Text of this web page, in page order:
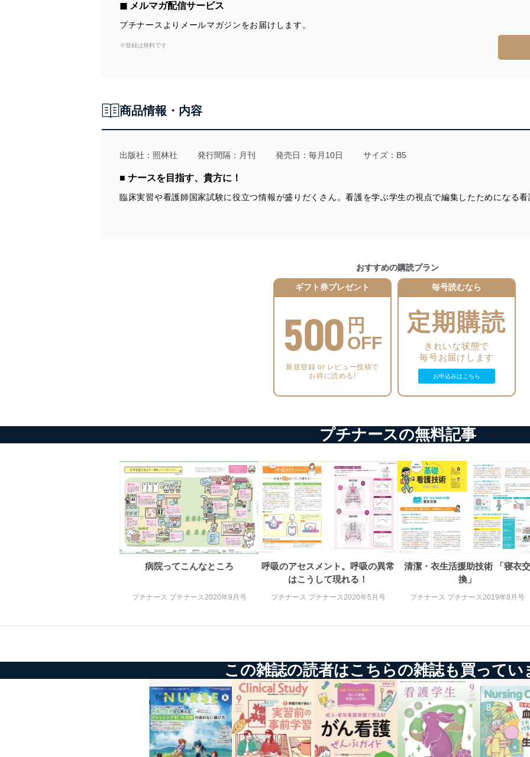
法令遵守
当社は、個人情報に関連する法令、国が定める指針及びその他の規範を遵守します。また、当社の
当社は、個人情報の正確性及び安全性を確保するために、下記セキュリティ対策をはじめとする安
漏えい、滅失またはき損の防止及び是正に努めます。
しています。
アクセス者の識別と認証
機器に標準装備されているユーザー制御機能（ユーザーアカウント制御）により、個人情報デ
情報システムの使用に伴う漏洩等の防止
個人情報保護マネジメントシステムの継続的改善
当社は、内部監査及びマネジメントレビューの機会を通じて、個人情報保護マネジメントシステム
適切、かつ迅速に対応させていただきます。
TEL：0570-200-223
FAX：03-5459-7073
e-mail：
cs@fujisan.co.jp
改訂：2025年2月20日
制定：2005年4月1日
株式会社富士山マガジンサービス
代表取締役会長 西野 伸一郎
個人情報の取扱いについて
いたします。
株式会社富士山マガジンサービス
代表取締役会長 西野 伸一郎
個人情報保護管理者: 経営管理グループディレクター 前田 嘉也
２．利用目的
当社が取り扱う開示対象個人情報の利用目的は次のとおりです。
No
個人情報の種類 利用目的
◼︎ メルマガ配信サービス
プチナースよりメールマガジンをお届けします。
※登録は無料です
商品情報・内容
出版社： 照林社 発行間隔：月刊 発売日：毎月10日 サイズ：B5
■ ナースを目指す、貴方に！
臨床実習や看護師国家試験に役立つ情報が盛りだくさん。看護を学ぶ学生の視点で編集したためになる看
おすすめの購読プラン
ギフト券プレゼント
500 円
OFF
新規登録 or レビュー投稿で
お得に読める!
毎号読むなら
定期購読
きれいな状態で
毎号お届けします
お申込みはこちら
プチナースの無料記事
病院ってこんなところ
プチナース プチナース2020年9月号
呼吸のアセスメント。呼吸の異常
はこうして現れる！
プチナース プチナース2020年5月号
清潔・衣生活援助技術 「寝衣交
換」
プチナース プチナース2019年9月号
この雑誌の読者はこちらの雑誌も買ってい